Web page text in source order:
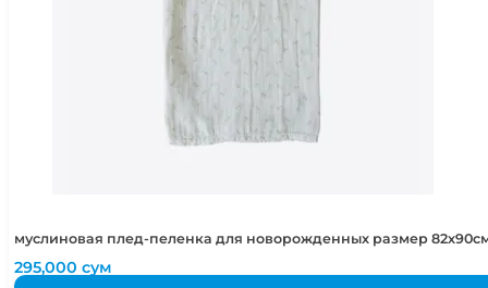
муслиновая плед-пеленка для новорожденных размер
295,000сум